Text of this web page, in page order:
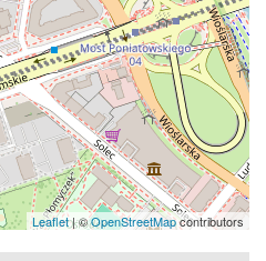
Leaflet| ©OpenStreetMapcontributors